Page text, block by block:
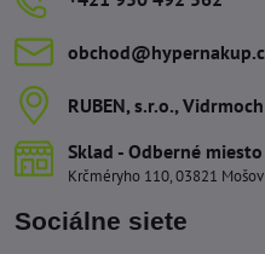
RUBEN, s​.r​.o​.,
Sklad - Odberné miesto
Krčméryho 110, 03821 Mošov
Sociálne siete